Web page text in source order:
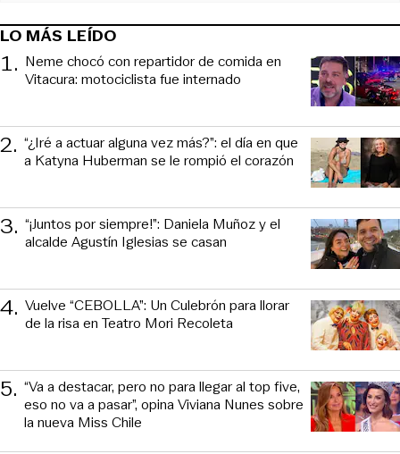
LO MÁS LEÍDO
1. Neme chocó con repartidor de comida en
Vitacura: motociclista fue internado
2. “¿Iré a actuar alguna vez más?”: el día en que
a Katyna Huberman se le rompió el corazón
3. “¡Juntos por siempre!”: Daniela Muñoz y el
alcalde Agustín Iglesias se casan
4. Vuelve “CEBOLLA”: Un Culebrón para llorar
de la risa en Teatro Mori Recoleta
5. “Va a destacar, pero no para llegar al top five,
eso no va a pasar”, opina Viviana Nunes sobre
la nueva Miss Chile